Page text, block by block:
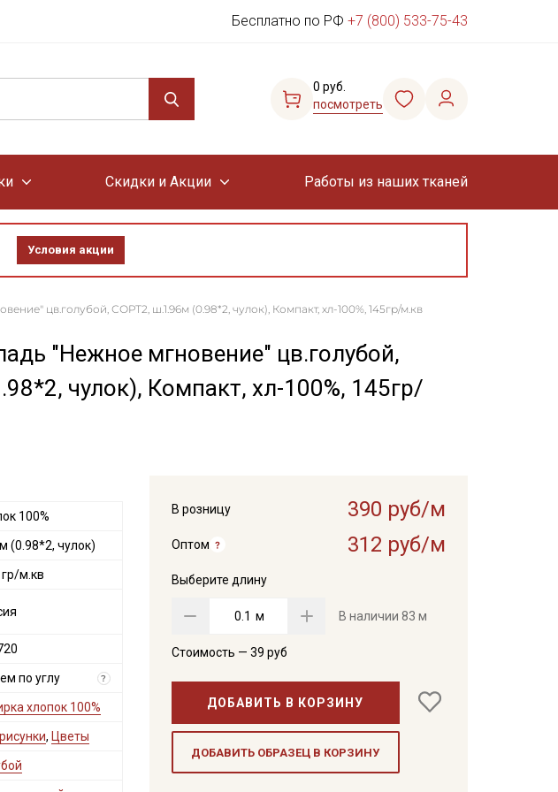
Бесплатно по РФ +7 (800) 533-75-43
0 руб.
посмотреть
Скидки и Акции Работы из наших тканей
Условия акции
цв.голубой, СОРТ2, ш.1.96м (0.98*2, чулок), Компакт, хл-100%, 145гр/м.кв
"Нежное мгновение" цв.голубой,
чулок), Компакт, хл-100%, 145гр/
В розницу 390 руб/м
Оптом 312 руб/м
Выберите длину
м В наличии 83 м
Стоимость — 39 руб
ДОБАВИТЬ В КОРЗИНУ
ДОБАВИТЬ ОБРАЗЕЦ В КОРЗИНУ
100%
(0.98*2, чулок)
м.кв
по углу ?
хлопок 100%
, Цветы